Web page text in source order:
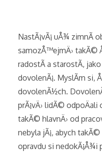
NastÃ¡vÃ¡ uÅ¾ zimnÃ­
samozÅ™ejmÄ› takÃ©
radostÃ­ a starostÃ­,
dovolenÃ¡. MyslÃ­m si,
dovolenÃ½ch.
prÃ¡vÄ› lidÃ© odpoÄali
takÃ© hlavnÄ› od
nebyla jÃ¡, abych
opravdu si